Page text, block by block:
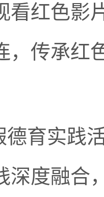
看红色影
，传承红
德育实践
深度融合